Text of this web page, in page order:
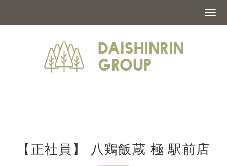
【正社員】 八鶏飯蔵 極 駅前店